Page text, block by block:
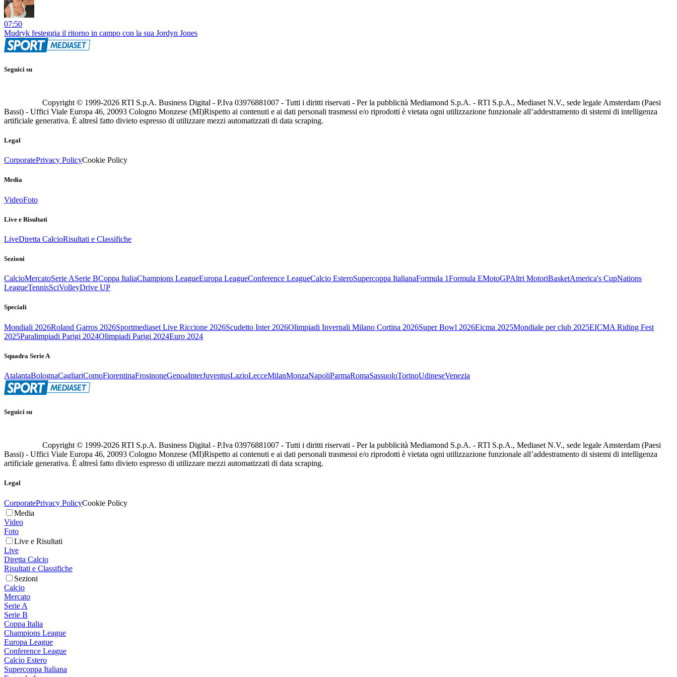
07:50
Mudryk festeggia il ritorno in campo con la sua Jordyn Jones
Seguici su
Copyright © 1999-2026 RTI S.p.A. Business Digital - P.Iva 03976881007 - Tutti i diritti riservati - Per la pubblicità Mediamond S.p.A. - RTI S.p.A., Mediaset N.V., sede legale Amsterdam (Paesi
Bassi) - Uffici Viale Europa 46, 20093 Cologno Monzese (MI)Rispetto ai contenuti e ai dati personali trasmessi e/o riprodotti è vietata ogni utilizzazione funzionale all’addestramento di sistemi di intelligenza
artificiale generativa. È altresì fatto divieto espresso di utilizzare mezzi automatizzati di data scraping.
Legal
CorporatePrivacy PolicyCookie Policy
Media
VideoFoto
Live e Risultati
LiveDiretta CalcioRisultati e Classifiche
Sezioni
CalcioMercatoSerie ASerie BCoppa ItaliaChampions LeagueEuropa LeagueConference LeagueCalcio EsteroSupercoppa ItalianaFormula 1Formula EMotoGPAltri MotoriBasketAmerica's CupNations
LeagueTennisSciVolleyDrive UP
Speciali
Mondiali 2026Roland Garros 2026Sportmediaset Live Riccione 2026Scudetto Inter 2026Olimpiadi Invernali Milano Cortina 2026Super Bowl 2026Eicma 2025Mondiale per club 2025EICMA Riding Fest
2025Paralimpiadi Parigi 2024Olimpiadi Parigi 2024Euro 2024
Squadra Serie A
AtalantaBolognaCagliariComoFiorentinaFrosinoneGenoaInterJuventusLazioLecceMilanMonzaNapoliParmaRomaSassuoloTorinoUdineseVenezia
Seguici su
Copyright © 1999-2026 RTI S.p.A. Business Digital - P.Iva 03976881007 - Tutti i diritti riservati - Per la pubblicità Mediamond S.p.A. - RTI S.p.A., Mediaset N.V., sede legale Amsterdam (Paesi
Bassi) - Uffici Viale Europa 46, 20093 Cologno Monzese (MI)Rispetto ai contenuti e ai dati personali trasmessi e/o riprodotti è vietata ogni utilizzazione funzionale all’addestramento di sistemi di intelligenza
artificiale generativa. È altresì fatto divieto espresso di utilizzare mezzi automatizzati di data scraping.
Legal
CorporatePrivacy PolicyCookie Policy
Media
Video
Foto
Live e Risultati
Live
Diretta Calcio
Risultati e Classifiche
Sezioni
Calcio
Mercato
Serie A
Serie B
Coppa Italia
Champions League
Europa League
Conference League
Calcio Estero
Supercoppa Italiana